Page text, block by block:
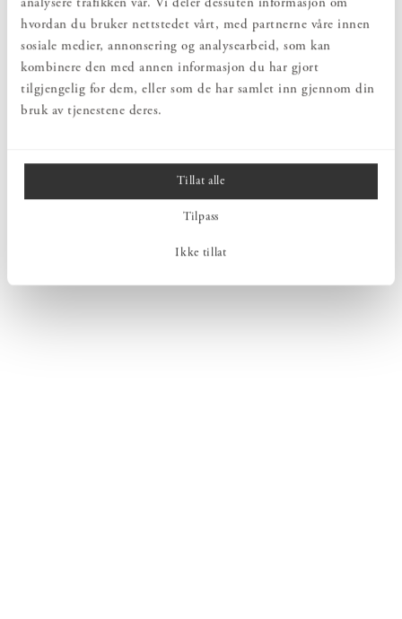
analysere trafikken vår. Vi deler dessuten informasjon om
hvordan du bruker nettstedet vårt, med partnerne våre innen
sosiale medier, annonsering og analysearbeid, som kan
kombinere den med annen informasjon du har gjort
tilgjengelig for dem, eller som de har samlet inn gjennom din
bruk av tjenestene deres.
Tillat alle
Tilpass
Ikke tillat